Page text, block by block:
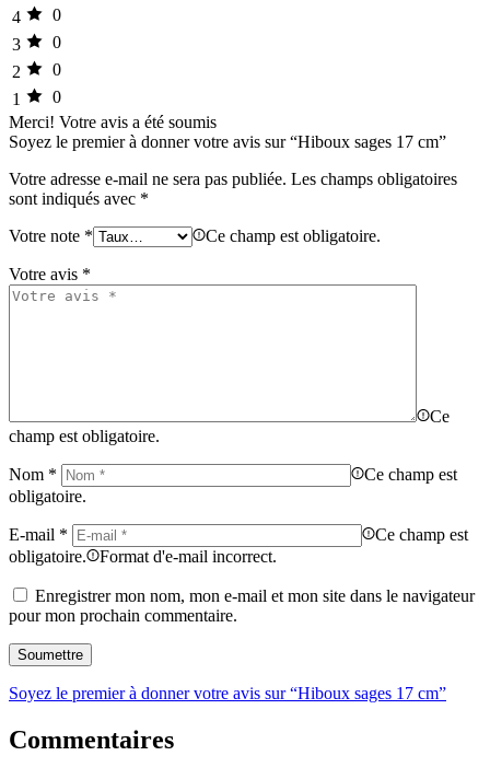
4
0
3
0
2
0
1
0
Merci! Votre avis a été soumis
Soyez le premier à donner votre avis sur “Hiboux sages 17 cm”
Votre adresse e-mail ne sera pas publiée. Les champs obligatoires
sont indiqués avec *
Votre note * Ce champ est obligatoire.
Votre avis *
Ce
champ est obligatoire.
Nom *
Ce champ est
obligatoire.
E-mail *
Ce champ est
obligatoire.
Format d'e-mail incorrect.
Enregistrer mon nom, mon e-mail et mon site dans le navigateur
pour mon prochain commentaire.
Soyez le premier à donner votre avis sur “Hiboux sages 17 cm”
Commentaires